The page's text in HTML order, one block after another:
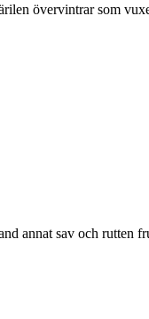
övervintrar som
annat sav och rutten